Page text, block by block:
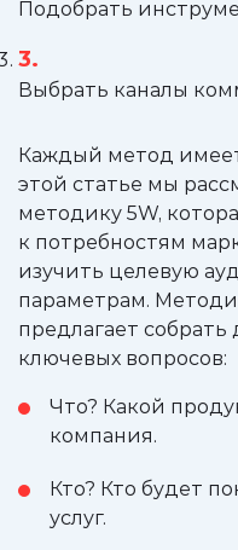
Подобрать
Выбрать каналы
Каждый метод
этой статье мы
методику 5W,
к потребностям
изучить целевую
параметрам.
предлагает
ключевых вопросов:
Что? Какой
компания.
Кто? Кто будет
услуг.